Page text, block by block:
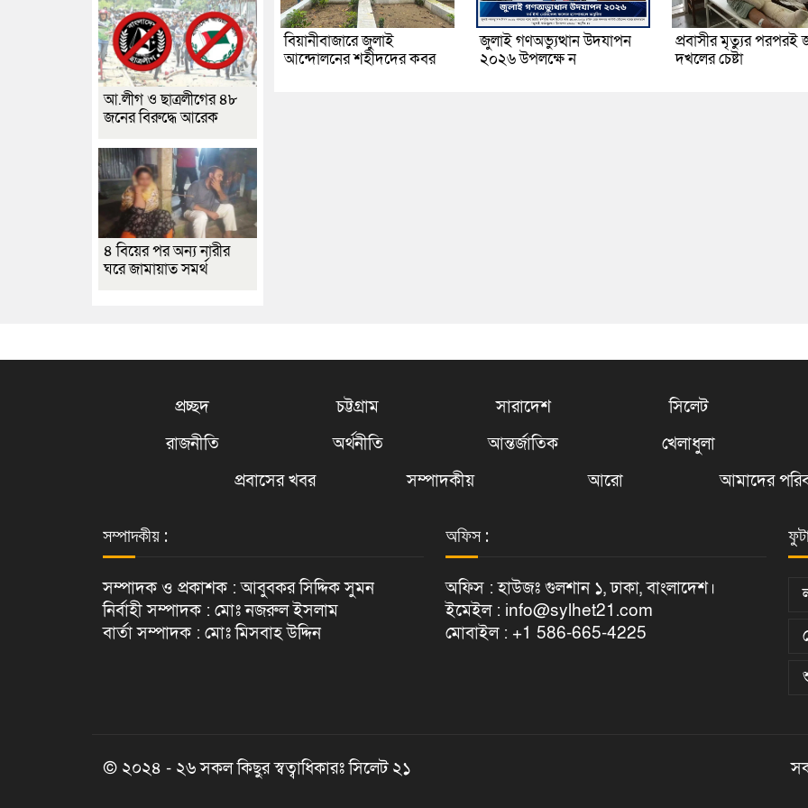
বিয়ানীবাজারে জুলাই
আন্দোলনের শহীদদের কবর
জুলাই গণঅভ্যুত্থান উদযাপন
২০২৬ উপলক্ষে ন
প্রবাসীর মৃত্যুর পরপরই
দখলের চেষ্টা
আ.লীগ ও ছাত্রলীগের ৪৮
জনের বিরুদ্ধে আরেক
৪ বিয়ের পর অন্য নারীর
ঘরে জামায়াত সমর্থ
প্রচ্ছদ চট্টগ্রাম সারাদেশ
সিলেট
রাজনীতি
অর্থনীতি আন্তর্জাতিক
খেলাধুলা
প্রবাসের খবর
সম্পাদকীয় আরো আমাদের
সম্পাদকীয় :
সম্পাদক ও প্রকাশক : আবুবকর সিদ্দিক সুমন
নির্বাহী সম্পাদক : মোঃ নজরুল ইসলাম
বার্তা সম্পাদক : মোঃ মিসবাহ উদ্দিন
অফিস :
অফিস : হাউজঃ গুলশান ১, ঢাকা, বাংলাদেশ।
ইমেইল : info@sylhet21.com
মোবাইল : +1 586-665-4225
© ২০২৪ - ২৬ সকল কিছুর স্বত্বাধিকারঃ সিলেট ২১